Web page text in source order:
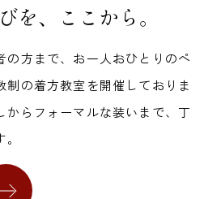
を、 ここから。
の方まで、お一人おひとりのペ
制の着方教室を開催しておりま
からフォーマルな装いまで、丁